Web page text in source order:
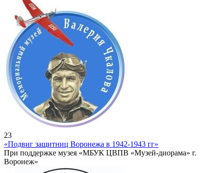
23
«Подвиг защитниц Воронежа в 1942-1943 гг»
При поддержке музея «МБУК ЦВПВ «Музей-диорама» г.
Воронеж»